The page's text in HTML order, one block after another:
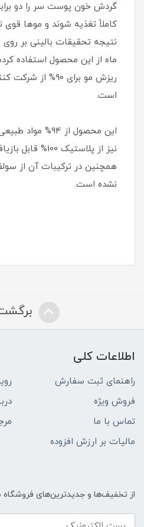
گردش خون پوست سر را دو
کاملاً تغذیه شوند و موها قوی
ماه از این محصول استفاده
ریزش مو برای 90%
است.
این محصول از
نیز از پلاستیک
همچنین در ترکیبات آن از
نشده است.
برگشت
اطلاعات کلی
راهنمای ثبت سفارش
فروش ویژه
تماس با ما
مالیات بر ارزش افزوده
از تخفیف‌ها و جدیدترین‌های فروشگاه